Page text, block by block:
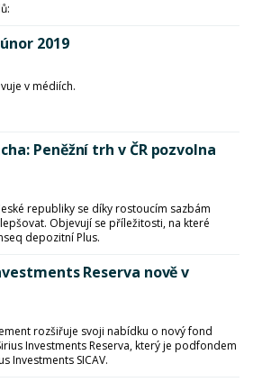
2019
v médiích.
Peněžní trh v ČR pozvolna
republiky se díky rostoucím sazbám
Objevují se příležitosti, na které
depozitní Plus.
Reserva nově v
rozšiřuje svoji nabídku o nový fond
Investments Reserva, který je podfondem
Investments SICAV.